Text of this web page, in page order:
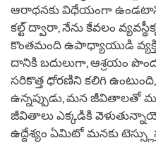
ఆరాధనకు విధేయంగా
కల్ట్ ద్వారా, నేను కేవలం
కొంతమంది ఉపాధ్యాయుడి
దానికి బదులుగా, ఆశ్రయం
సరికొత్త ధోరణిని కలిగి
ఉన్నప్పుడు, మన జీవితాలతో
జీవితాలు ఎక్కడికి
ఉద్దేశ్యం ఏమిటో మనకు